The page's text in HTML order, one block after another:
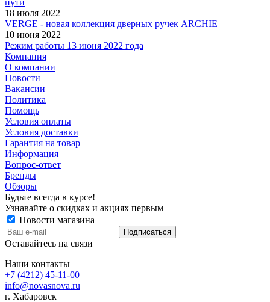
18 июля 2022
VERGE - новая коллекция дверных ручек ARCHIE
10 июня 2022
Режим работы 13 июня 2022 года
Компания
О компании
Новости
Вакансии
Политика
Помощь
Условия оплаты
Условия доставки
Гарантия на товар
Информация
Вопрос-ответ
Бренды
Обзоры
Будьте всегда в курсе!
Узнавайте о скидках и акциях первым
Новости магазина
Оставайтесь на связи
Наши контакты
+7 (4212) 45-11-00
info@novasnova.ru
г. Хабаровск